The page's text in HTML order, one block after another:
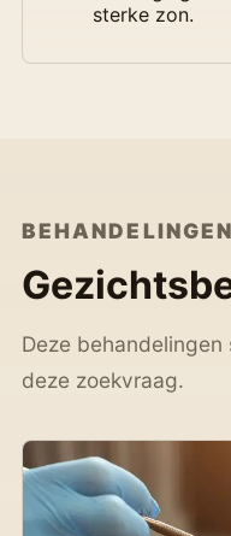
sterke zon.
BEHANDELINGEN
Deze
deze zoekvraag.